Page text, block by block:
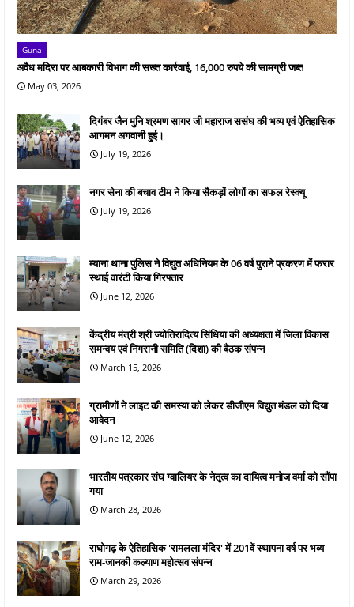
Guna
अवैध मदिरा पर आबकारी विभाग की सख्त कार्रवाई, 16,000 रुपये की सामग्री जब्त
May 03, 2026
दिगंबर जैन मुनि श्रमण सागर जी महाराज ससंघ की भव्य एवं ऐतिहासिक
आगमन अगवानी हुई।
July 19, 2026
नगर सेना की बचाव टीम ने किया सैकड़ों लोगों का सफल रेस्क्यू
July 19, 2026
म्याना थाना पुलिस ने विद्युत अधिनियम के 06 वर्ष पुराने प्रकरण में फरार
स्थाई वारंटी किया गिरफ्तार
June 12, 2026
केंद्रीय मंत्री श्री ज्योतिरादित्य सिंधिया की अध्यक्षता में जिला विकास
समन्वय एवं निगरानी समिति (दिशा) की बैठक संपन्न
March 15, 2026
ग्रामीणों ने लाइट की समस्या को लेकर डीजीएम विद्युत मंडल को दिया
आवेदन
June 12, 2026
भारतीय पत्रकार संघ ग्वालियर के नेतृत्व का दायित्व मनोज वर्मा को सौंपा
गया
March 28, 2026
राघोगढ़ के ऐतिहासिक 'रामलला मंदिर' में 201वें स्थापना वर्ष पर भव्य
राम-जानकी कल्याण महोत्सव संपन्न
March 29, 2026